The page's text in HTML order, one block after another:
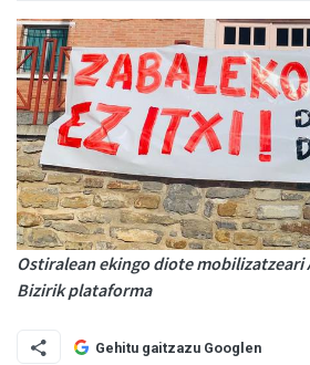
Ostiralean ekingo diote mobilizatzeari
Bizirik plataforma
Gehitu gaitzazu Googlen